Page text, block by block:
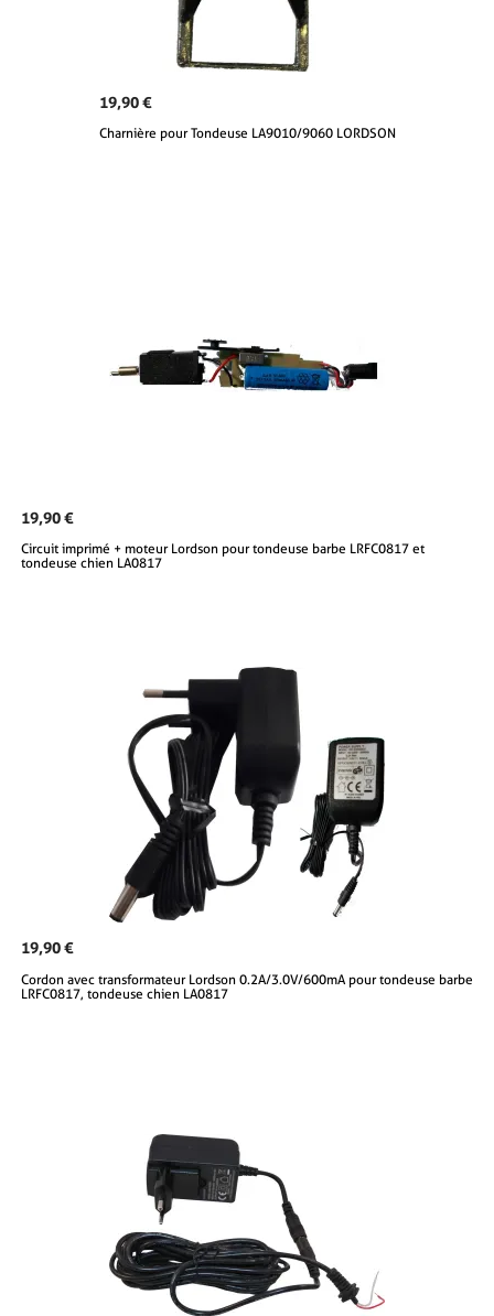
19,90 €
Charnière pour Tondeuse LA9010/9060 LORDSON
19,90 €
Circuit imprimé + moteur Lordson pour tondeuse barbe LRFC0817 et
tondeuse chien LA0817
19,90 €
Cordon avec transformateur Lordson 0.2A/3.0V/600mA pour tondeuse barbe
LRFC0817, tondeuse chien LA0817